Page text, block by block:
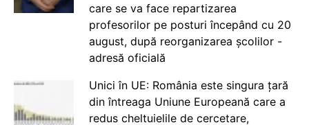
care se va face repartizarea
profesorilor pe posturi începând cu 20
august, după reorganizarea școlilor -
adresă oficială
Unici în UE: România este singura țară
din întreaga Uniune Europeană care a
redus cheltuielile de cercetare,